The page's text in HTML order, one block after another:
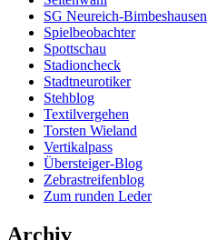
SG Neureich-Bimbeshausen
Spielbeobachter
Spottschau
Stadioncheck
Stadtneurotiker
Stehblog
Textilvergehen
Torsten Wieland
Vertikalpass
Übersteiger-Blog
Zebrastreifenblog
Zum runden Leder
Archiv